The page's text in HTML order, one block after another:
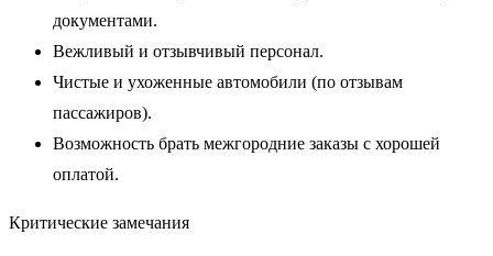
документами.
Вежливый и отзывчивый персонал.
Чистые и ухоженные автомобили (по отзывам
пассажиров).
Возможность брать межгородние заказы с хорошей
оплатой.
Критические замечания